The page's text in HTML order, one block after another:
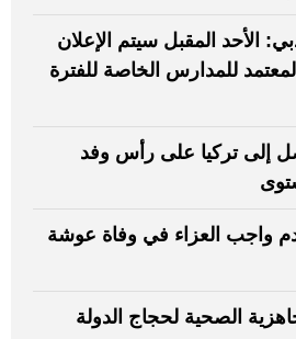
الأحد المقبل سيتم الإعلان
للمدارس الخاصة للفترة
إلى تركيا على رأس وفد
واجب العزاء في وفاة عوشة
الصحية لحجاج الدولة